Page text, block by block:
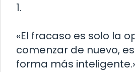
1.
«El fracaso es solo la
comenzar de nuevo,
forma más